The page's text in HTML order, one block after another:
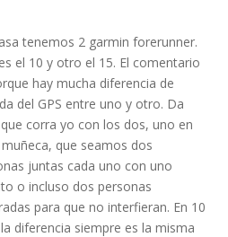
tenemos 2 garmin forerunner.
el 10 y otro el 15. El comentario
hay mucha diferencia de
del GPS entre uno y otro. Da
corra yo con los dos, uno en
que seamos dos
juntas cada uno con uno
o incluso dos personas
para que no interfieran. En 10
diferencia siempre es la misma